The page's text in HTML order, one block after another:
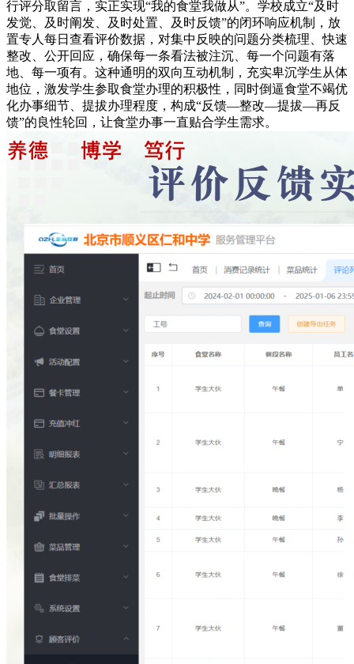
行评分取留言，实正实现“我的食堂我做从”。学校成立“及时
发觉、及时阐发、及时处置、及时反馈”的闭环响应机制，放
置专人每日查看评价数据，对集中反映的问题分类梳理、快速
整改、公开回应，确保每一条看法被注沉、每一个问题有落
地、每一项有。这种通明的双向互动机制，充实卑沉学生从体
地位，激发学生参取食堂办理的积极性，同时倒逼食堂不竭优
化办事细节、提拔办理程度，构成“反馈—整改—提拔—再反
馈”的良性轮回，让食堂办事一直贴合学生需求。